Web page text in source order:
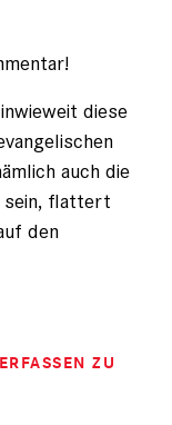
diese
auch die
sein, flattert
den
ZU